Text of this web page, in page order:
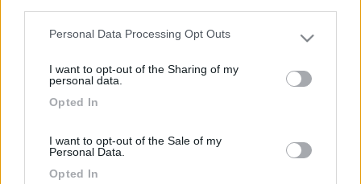
Please note that this website/app uses one or more Google
not limited to your visit or usage behaviour. You may click to
use your data for below specified purposes in below Google
Personal Data Processing Opt Outs
I want to opt-out of the Sharing of my
personal data.
Opted In
I want to opt-out of the Sale of my
Personal Data.
Opted In
dadoapm78
Inserito il16/03/2017
tu di dove sei?